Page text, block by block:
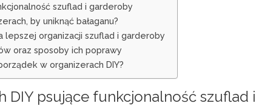
szuflad i garderoby
by uniknąć bałaganu?
organizacji szuflad i garderoby
oraz sposoby ich poprawy
w organizerach DIY?
DIY psujące funkcjonalność szuflad i